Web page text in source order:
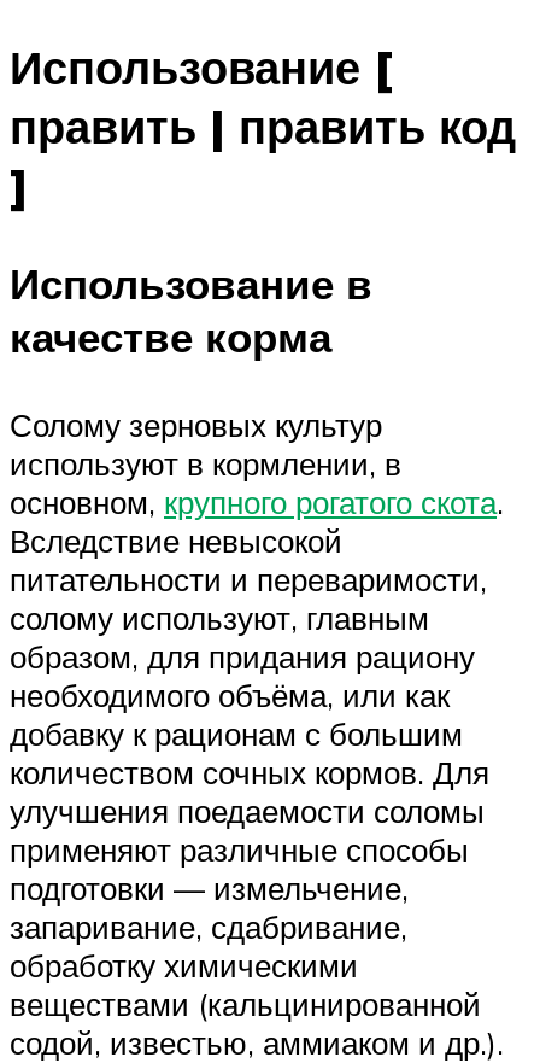
Использование [
править | править код
]
Использование в
качестве корма
Солому зерновых культур
используют в кормлении, в
основном, крупного рогатого скота.
Вследствие невысокой
питательности и переваримости,
солому используют, главным
образом, для придания рациону
необходимого объёма, или как
добавку к рационам с большим
количеством сочных кормов. Для
улучшения поедаемости соломы
применяют различные способы
подготовки — измельчение,
запаривание, сдабривание,
обработку химическими
веществами (кальцинированной
содой, известью, аммиаком и др.).